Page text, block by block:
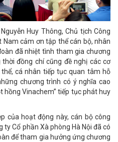
Huy Thông, Chủ tịch Công
Nam cảm ơn tập thể cán bộ, nhân
đã nhiệt tình tham gia chương
đồng chí cũng đề nghị các cơ
cá nhân tiếp tục quan tâm hỗ
chương trình có ý nghĩa cao
hồng Vinachem” tiếp tục phát huy
của hoạt động này, cán bộ công
Cổ phần Xà phòng Hà Nội đã có
để tham gia hưởng ứng chương